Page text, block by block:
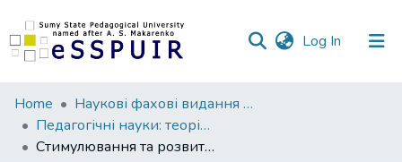
Log In (current)
Communities
&
Collections
Home
Наукові фахові видання СумДПУ
Педагогічні науки: теорія, історія, інноваційні технології
Стимулювання та розвиток творчого потенціалу магістрів-журналістів у навчальній та позааудиторній діяльності